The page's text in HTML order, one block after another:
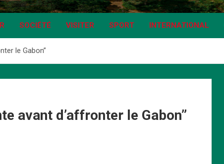
SOCIÉTÉ VISITER SPORT INTERNATIONAL
le Gabon”
avant d’affronter le Gabon”